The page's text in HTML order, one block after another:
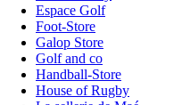
Espace Golf
Foot-Store
Galop Store
Golf and co
Handball-Store
House of Rugby